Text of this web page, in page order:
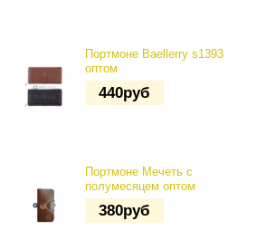
Портмоне Baellerry s1393
оптом
440руб
Портмоне Мечеть с
полумесяцем оптом
380руб